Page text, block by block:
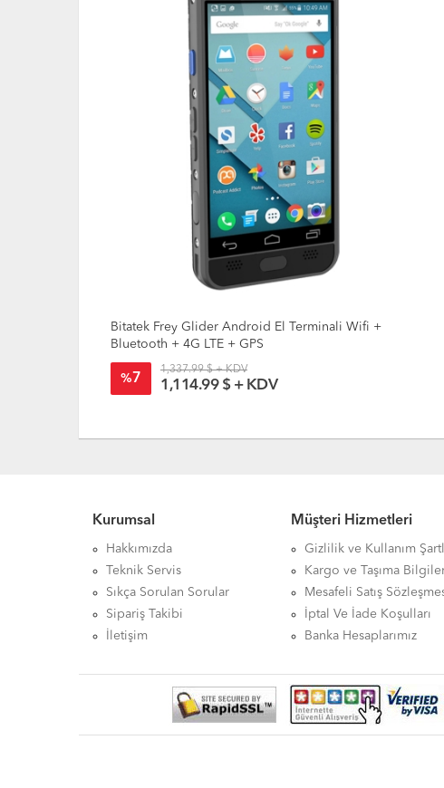
Bitatek Frey Glider Android El Terminali Wifi +
Bluetooth + 4G LTE + GPS
% 7
1,337.99 $ + KDV
1,114.99 $ + KDV
Kurumsal
Hakkımızda
Teknik Servis
Sıkça Sorulan Sorular
Sipariş Takibi
İletişim
Müşteri Hizmetleri
Gizlilik ve Kullanım
Kargo ve Taşıma
Mesafeli Satış
İptal Ve İade Koşulları
Banka Hesaplarımız